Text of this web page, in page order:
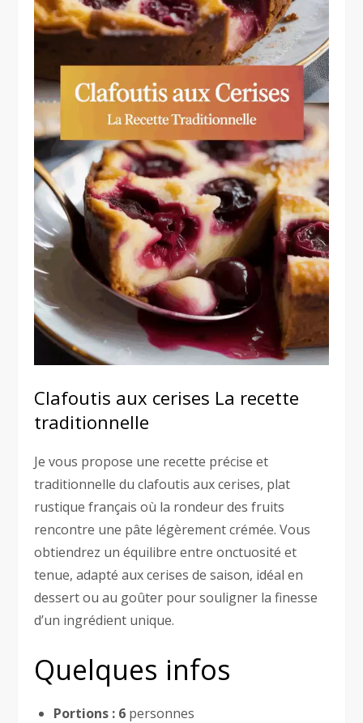
Clafoutis aux cerises La recette
traditionnelle
Je vous propose une recette précise et
traditionnelle du clafoutis aux cerises, plat
rustique français où la rondeur des fruits
rencontre une pâte légèrement crémée. Vous
obtiendrez un équilibre entre onctuosité et
tenue, adapté aux cerises de saison, idéal en
dessert ou au goûter pour souligner la finesse
d’un ingrédient unique.
Quelques infos
Portions : 6 personnes